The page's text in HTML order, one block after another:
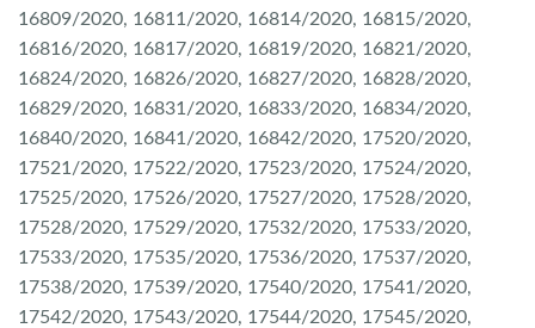
16809/2020, 16811/2020, 16814/2020, 16815/2020,
16816/2020, 16817/2020, 16819/2020, 16821/2020,
16824/2020, 16826/2020, 16827/2020, 16828/2020,
16829/2020, 16831/2020, 16833/2020, 16834/2020,
16840/2020, 16841/2020, 16842/2020, 17520/2020,
17521/2020, 17522/2020, 17523/2020, 17524/2020,
17525/2020, 17526/2020, 17527/2020, 17528/2020,
17528/2020, 17529/2020, 17532/2020, 17533/2020,
17533/2020, 17535/2020, 17536/2020, 17537/2020,
17538/2020, 17539/2020, 17540/2020, 17541/2020,
17542/2020, 17543/2020, 17544/2020, 17545/2020,